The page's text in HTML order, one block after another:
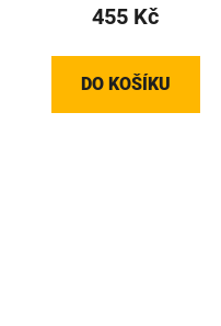
455 Kč
DO KOŠÍKU